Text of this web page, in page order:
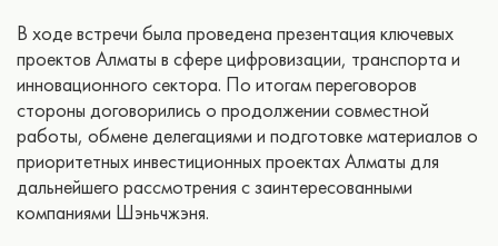
В ходе встречи была проведена презентация ключевых
проектов Алматы в сфере цифровизации, транспорта и
инновационного сектора. По итогам переговоров
стороны договорились о продолжении совместной
работы, обмене делегациями и подготовке материалов о
приоритетных инвестиционных проектах Алматы для
дальнейшего рассмотрения с заинтересованными
компаниями Шэньчжэня.